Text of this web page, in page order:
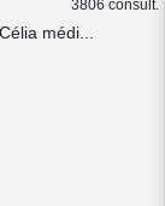
3806 consult.
médi...